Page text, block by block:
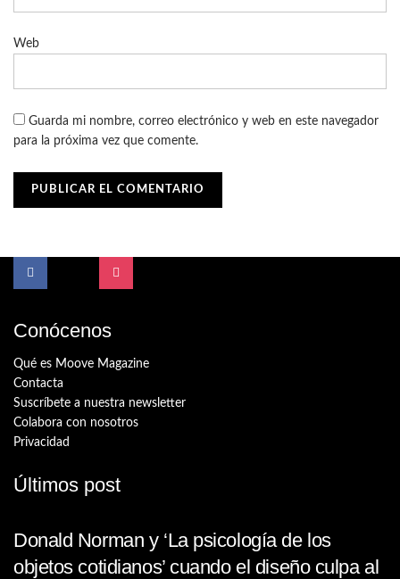
Web
Guarda mi nombre, correo electrónico y web en este navegador
para la próxima vez que comente.
Conócenos
Qué es Moove Magazine
Contacta
Suscríbete a nuestra newsletter
Colabora con nosotros
Privacidad
Últimos post
Donald Norman y ‘La psicología de los
objetos cotidianos’ cuando el diseño culpa al